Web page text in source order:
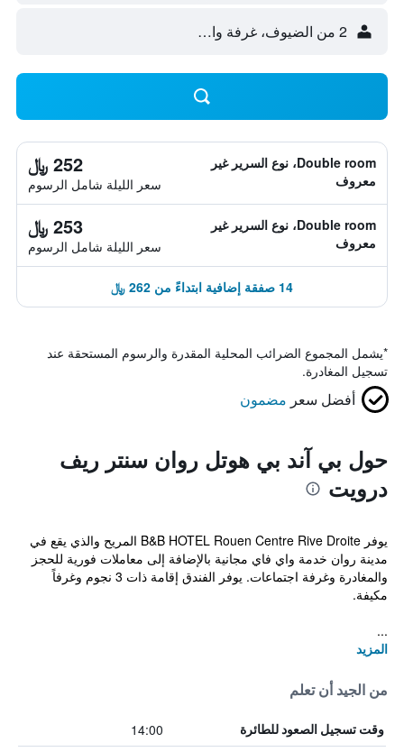
2 من الضيوف، غرفة واحدة
Double room، نوع السرير غير
معروف
252 ﷼
سعر الليلة شامل الرسوم
Double room، نوع السرير غير
معروف
253 ﷼
سعر الليلة شامل الرسوم
14 صفقة إضافية ابتداءً من 262 ﷼
*يشمل المجموع الضرائب المحلية المقدرة والرسوم المستحقة عند
تسجيل المغادرة.
أفضل سعر مضمون
حول بي آند بي هوتل روان سنتر ريف
درويت
يوفر B&B HOTEL Rouen Centre Rive Droite المريح والذي يقع في
مدينة روان خدمة واي فاي مجانية بالإضافة إلى معاملات فورية للحجز
والمغادرة وغرفة اجتماعات. يوفر الفندق إقامة ذات 3 نجوم وغرفاً
مكيفة.
...
المزيد
من الجيد أن تعلم
وقت تسجيل الصعود للطائرة 14:00